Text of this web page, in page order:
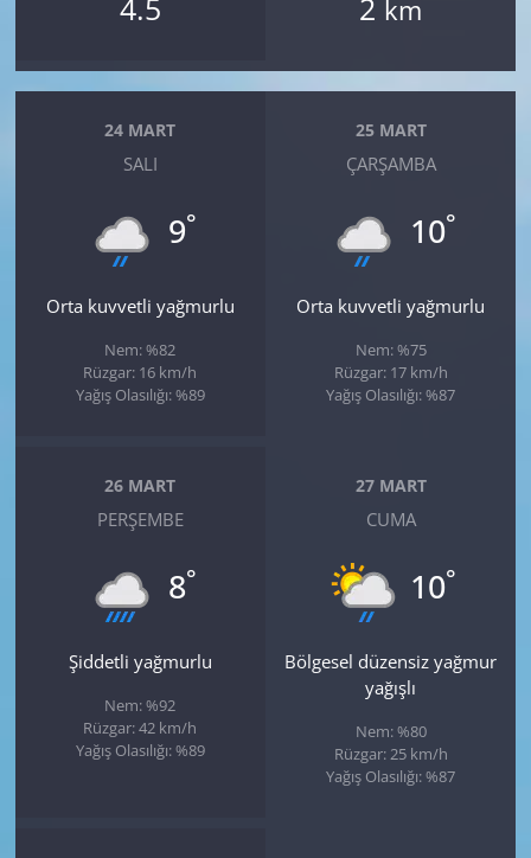
4.5 2 km
24 MART
SALI
9°
Orta kuvvetli yağmurlu
Nem: %82
Rüzgar: 16 km/h
Yağış Olasılığı: %89
25 MART
ÇARŞAMBA
10°
Orta kuvvetli yağmurlu
Nem: %75
Rüzgar: 17 km/h
Yağış Olasılığı: %87
26 MART
PERŞEMBE
8°
Şiddetli yağmurlu
Nem: %92
Rüzgar: 42 km/h
Yağış Olasılığı: %89
27 MART
CUMA
10°
Bölgesel düzensiz yağmur
yağışlı
Nem: %80
Rüzgar: 25 km/h
Yağış Olasılığı: %87